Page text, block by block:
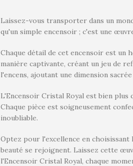
Laissez-vous transporter dans un
qu'un simple encensoir ; c'est une
Chaque détail de cet encensoir est un
manière captivante, créant un jeu de
l'encens, ajoutant une dimension
L'Encensoir Cristal Royal est bien
Chaque pièce est soigneusement
inoubliable.
Optez pour l'excellence en
beauté se rejoignent. Laissez cette
l'Encensoir Cristal Royal, chaque